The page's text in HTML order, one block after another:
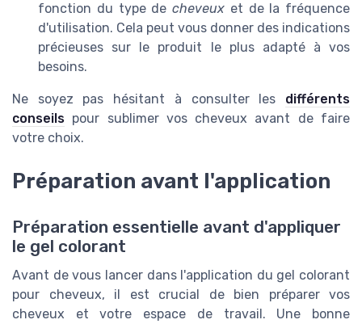
fonction du type de cheveux et de la fréquence
d'utilisation. Cela peut vous donner des indications
précieuses sur le produit le plus adapté à vos
besoins.
Ne soyez pas hésitant à consulter les différents
conseils pour sublimer vos cheveux avant de faire
votre choix.
Préparation avant l'application
Préparation essentielle avant d'appliquer
le gel colorant
Avant de vous lancer dans l'application du gel colorant
pour cheveux, il est crucial de bien préparer vos
cheveux et votre espace de travail. Une bonne